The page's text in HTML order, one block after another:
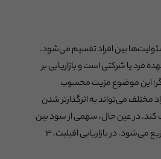
بین افراد تقسیم می‌شود.
فرد یا شرکتی است و بازاریابی بر
این موضوع مزیت محسوب
مختلف می‌تواند به اثرگذارتر شدن
کند. در عین حال، سهمی از سود بین
افراد مشارکت‌کننده توزیع می‌شود. در بازاریابی افیلیت، ۳